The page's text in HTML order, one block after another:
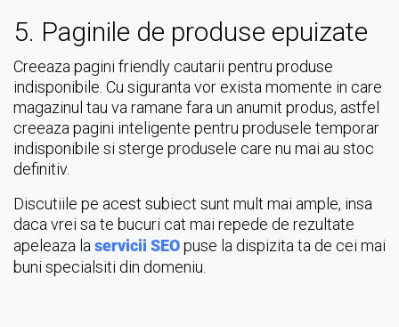
5. Paginile de produse epuizate
Creeaza pagini friendly cautarii pentru produse
indisponibile. Cu siguranta vor exista momente in care
magazinul tau va ramane fara un anumit produs, astfel
creeaza pagini inteligente pentru produsele temporar
indisponibile si sterge produsele care nu mai au stoc
definitiv.
Discutiile pe acest subiect sunt mult mai ample, insa
daca vrei sa te bucuri cat mai repede de rezultate
apeleaza la servicii SEOpuse la dispizita ta de cei mai
buni specialsiti din domeniu.